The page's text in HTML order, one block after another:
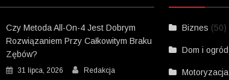
Czy Metoda All-On-4 Jest Dobrym
Rozwiązaniem Przy Całkowitym Braku
Zębów?
31 lipca, 2026 Redakcja
Biznes (50)
Dom i ogród
Motoryzacja